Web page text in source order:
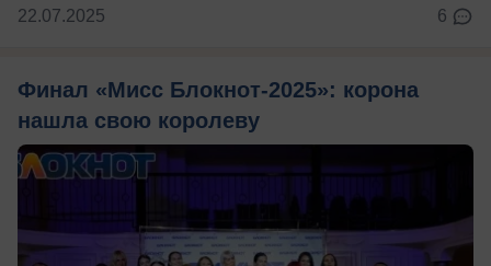
22.07.2025 6
Финал «Мисс Блокнот-2025»: корона
нашла свою королеву